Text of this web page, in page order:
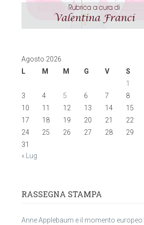
Agosto 2026
L
M M G V S
1
3
4 5 6 7 8
10
11 12 13 14 15
17
18 19 20 21 22
24
25 26 27 28 29
31
« Lug
RASSEGNA STAMPA
Anne Applebaum e il momento europeo: